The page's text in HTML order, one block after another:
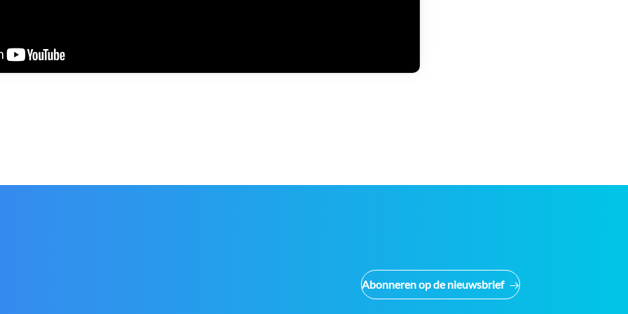
Abonneren op de nieuwsbrief